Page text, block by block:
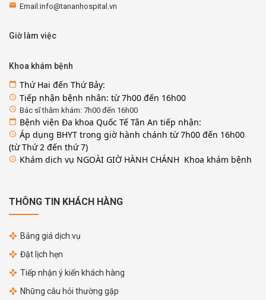
email Email:info@tananhospital.vn
Giờ làm việc
Khoa khám bệnh
calendar_today Thứ Hai đến Thứ Bảy:
access_time Tiếp nhận bệnh nhân: từ 7h00 đến 16h00
access_time Bác sĩ thăm khám: 7h00 đến 16h00
calendar_today Bệnh viện Đa khoa Quốc Tế Tân An tiếp nhận:
access_time Áp dụng BHYT trong giờ hành chánh từ 7h00 đến 16h00
(từ Thứ 2 đến thứ 7)
access_time Khám dịch vụ NGOÀI GIỜ HÀNH CHÁNH Khoa khám bệnh
THÔNG TIN KHÁCH HÀNG
Bảng giá dịch vụ
Đặt lịch hẹn
Tiếp nhận ý kiến khách hàng
Những câu hỏi thường gặp